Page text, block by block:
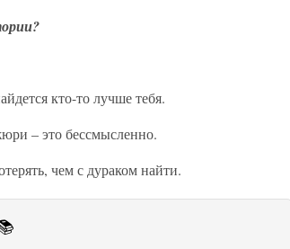
кто-то лучше тебя.
– это бессмысленно.
чем с дураком найти.